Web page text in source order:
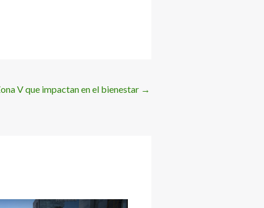
V que impactan en el bienestar →